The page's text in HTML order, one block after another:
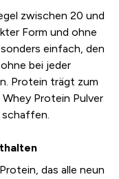
zwischen 20 und
Form und ohne
einfach, den
bei jeder
Protein trägt zum
Protein Pulver
das alle neun